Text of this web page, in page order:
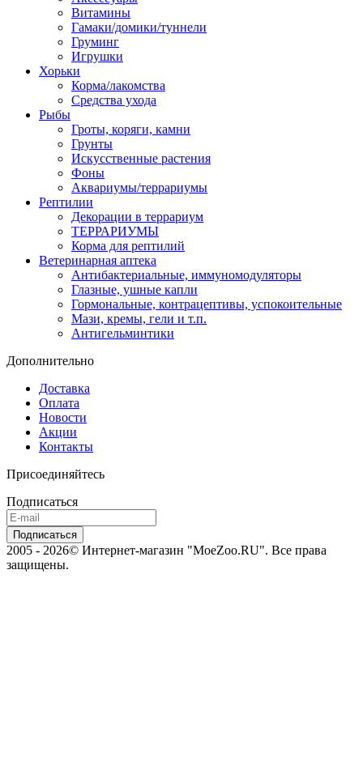
Витамины
Гамаки/домики/туннели
Груминг
Игрушки
Хорьки
Корма/лакомства
Средства ухода
Рыбы
Гроты, коряги, камни
Грунты
Искусственные растения
Фоны
Аквариумы/террариумы
Рептилии
Декорации в террариум
ТЕРРАРИУМЫ
Корма для рептилий
Ветеринарная аптека
Антибактериальные, иммуномодуляторы
Глазные, ушные капли
Гормональные, контрацептивы, успокоительные
Мази, кремы, гели и т.п.
Антигельминтики
Дополнительно
Доставка
Оплата
Новости
Акции
Контакты
Присоединяйтесь
Подписаться
2005 - 2026© Интернет-магазин "MoeZoo.RU". Все права
защищены.